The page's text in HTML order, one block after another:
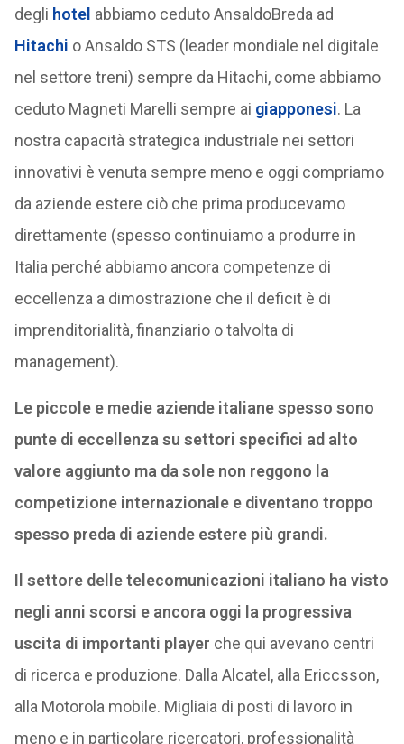
degli hotel abbiamo ceduto AnsaldoBreda ad
Hitachi o Ansaldo STS (leader mondiale nel digitale
nel settore treni) sempre da Hitachi, come abbiamo
ceduto Magneti Marelli sempre ai giapponesi. La
nostra capacità strategica industriale nei settori
innovativi è venuta sempre meno e oggi compriamo
da aziende estere ciò che prima producevamo
direttamente (spesso continuiamo a produrre in
Italia perché abbiamo ancora competenze di
eccellenza a dimostrazione che il deficit è di
imprenditorialità, finanziario o talvolta di
management).
Le piccole e medie aziende italiane spesso sono
punte di eccellenza su settori specifici ad alto
valore aggiunto ma da sole non reggono la
competizione internazionale e diventano troppo
spesso preda di aziende estere più grandi.
Il settore delle telecomunicazioni italiano ha visto
negli anni scorsi e ancora oggi la progressiva
uscita di importanti player che qui avevano centri
di ricerca e produzione. Dalla Alcatel, alla Ericcsson,
alla Motorola mobile. Migliaia di posti di lavoro in
meno e in particolare ricercatori, professionalità